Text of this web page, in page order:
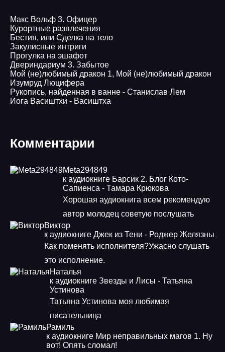
Макс Вольф 3. Офицер
Курортные развлечения
Бестия, или Сделка на тело
Закулисные интриги
Прогулка на эшафот
Двериндариум 3. Забытое
Мой (не)любимый дракон 1, Мой (не)любимый дракон
Изумруд Люцифера
Рукопись, найденная в ванне - Станислав Лем
Йога Васиштхи - Васиштха
Комментарии
Meta294849
к аудиокниге Барсик 2. Блог Кото-
Сапиенса - Тамара Крюкова
Хорошая аудиокнига всем рекомендую
автор молодец советую послушать
Виктор
к аудиокниге Джек из Тени - Роджер Желязны
Как поменять исполнителя?Ужасно слушать
это исполнение.
Наталья
к аудиокниге Звезды и Лисы - Татьяна
Устинова
Татьяна Устинова моя любимая
писательница
Рамиль
к аудиокниге Мир неправильных магов 1. Ну
вот! Опять сломал!